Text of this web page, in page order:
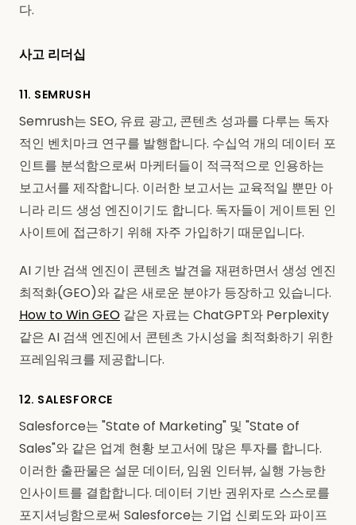
다.
사고 리더십
11. SEMRUSH
Semrush는 SEO, 유료 광고, 콘텐츠 성과를 다루는 독자
적인 벤치마크 연구를 발행합니다. 수십억 개의 데이터 포
인트를 분석함으로써 마케터들이 적극적으로 인용하는
보고서를 제작합니다. 이러한 보고서는 교육적일 뿐만 아
니라 리드 생성 엔진이기도 합니다. 독자들이 게이트된 인
사이트에 접근하기 위해 자주 가입하기 때문입니다.
AI 기반 검색 엔진이 콘텐츠 발견을 재편하면서 생성 엔진
최적화(GEO)와 같은 새로운 분야가 등장하고 있습니다.
How to Win GEO 같은 자료는 ChatGPT와 Perplexity
같은 AI 검색 엔진에서 콘텐츠 가시성을 최적화하기 위한
프레임워크를 제공합니다.
12. SALESFORCE
Salesforce는 "State of Marketing" 및 "State of
Sales"와 같은 업계 현황 보고서에 많은 투자를 합니다.
이러한 출판물은 설문 데이터, 임원 인터뷰, 실행 가능한
인사이트를 결합합니다. 데이터 기반 권위자로 스스로를
포지셔닝함으로써 Salesforce는 기업 신뢰도와 파이프